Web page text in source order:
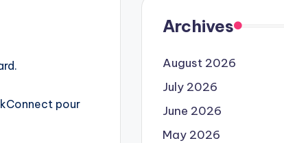
pour
Archives
August 2026
July 2026
June 2026
May 2026